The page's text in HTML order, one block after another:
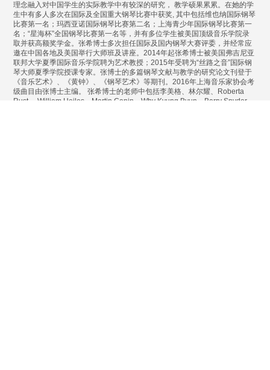
理念融入对中国学生的实际教学中有较深的研究， 教学硕果累累。在她的学
生中有多人多次在国际及全国重大钢琴比赛中获奖, 其中包括维也纳国际钢琴
比赛第一名；玛西亚诺国际钢琴比赛第二名；上海青少年国际钢琴比赛第一
名；“星海杯”全国钢琴比赛第一名等，并有多位学生被美国顶级音乐学院录
取并获高额奖学金。张希博士多次担任国际及国内钢琴大赛评委，并经常应
邀在中国各地及美国举行大师班及讲座。2014年起张希博士被美国弗吉尼亚
联邦大学夏季国际音乐学院聘为艺术教授；2015年受聘为“丝路之音”国际钢
琴大师夏季学院授课专家。张博士的多篇钢琴文献与教学的研究论文刊登于
《音乐艺术》、《黄钟》、《钢琴艺术》等期刊。2016年上海音乐家协会考
级曲目由张博士主编。 张希博士的老师中包括李美格、林尔耀、Roberta
Rust,、William Heiles、Martin Canin、Why Kyung Byun、Barry Snyder.